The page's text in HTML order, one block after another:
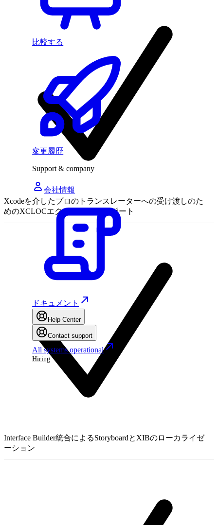
比較する
変更履歴
Support & company
会社情報
ドキュメント
Help Center
Contact support
All systems operational
Hiring
Xcodeを介したプロのトランスレーターへの受け渡しのた
めのXCLOCエクスポート/インポート
Interface Builder統合によるStoryboardとXIBのローカライゼ
ーション